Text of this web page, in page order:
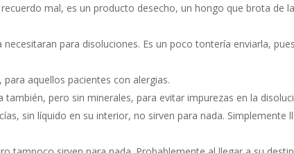
mal, es un producto desecho, un hongo que brota de
para disoluciones. Es un poco tontería enviarla,
aquellos pacientes con alergias.
pero sin minerales, para evitar impurezas en la
sin líquido en su interior, no sirven para nada.